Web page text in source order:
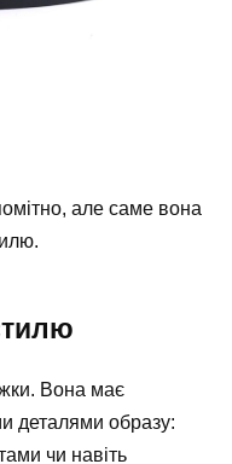
але саме вона
Вона має
деталями образу:
чи навіть